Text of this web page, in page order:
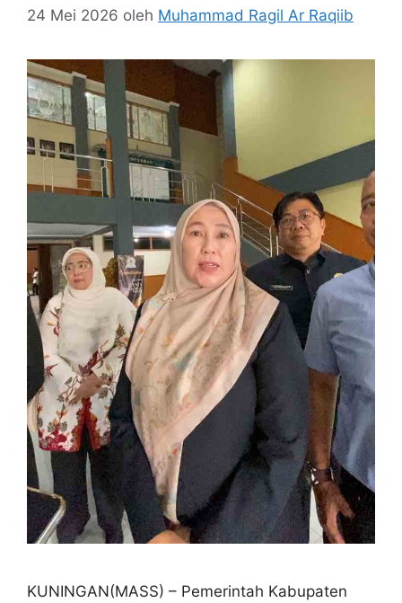
24 Mei 2026 oleh Muhammad Ragil Ar Raqiib
KUNINGAN(MASS) – Pemerintah Kabupaten